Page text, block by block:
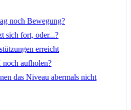
noch Bewegung?
sich fort, oder...?
erreicht
aufholen?
das Niveau abermals nicht